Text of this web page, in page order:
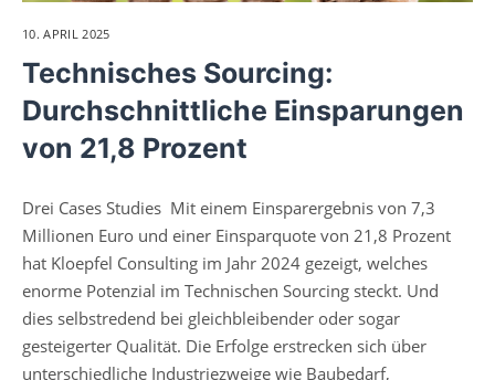
10. APRIL 2025
Technisches Sourcing:
Durchschnittliche Einsparungen
von 21,8 Prozent
Drei Cases Studies Mit einem Einsparergebnis von 7,3
Millionen Euro und einer Einsparquote von 21,8 Prozent
hat Kloepfel Consulting im Jahr 2024 gezeigt, welches
enorme Potenzial im Technischen Sourcing steckt. Und
dies selbstredend bei gleichbleibender oder sogar
gesteigerter Qualität. Die Erfolge erstrecken sich über
unterschiedliche Industriezweige wie Baubedarf,